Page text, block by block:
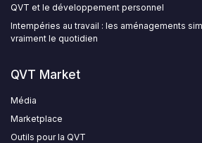
QVT et le développement personnel
Intempéries au travail : les aménagements
vraiment le quotidien
QVT Market
Média
Marketplace
Outils pour la QVT